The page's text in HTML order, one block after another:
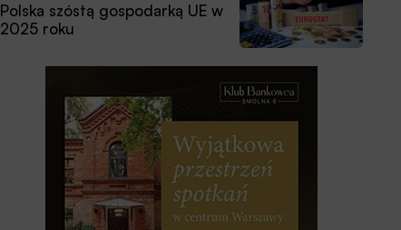
Polska szóstą gospodarką UE w
2025 roku